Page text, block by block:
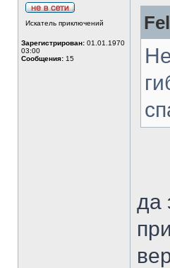
Искатель приключений
Зарегистрирован: 01.01.1970
03:00
Сообщения: 15
да